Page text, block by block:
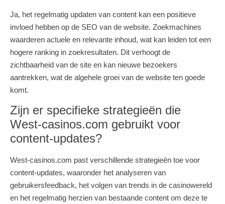
Ja, het regelmatig updaten van content kan een positieve
invloed hebben op de SEO van de website. Zoekmachines
waarderen actuele en relevante inhoud, wat kan leiden tot een
hogere ranking in zoekresultaten. Dit verhoogt de
zichtbaarheid van de site en kan nieuwe bezoekers
aantrekken, wat de algehele groei van de website ten goede
komt.
Zijn er specifieke strategieën die
West-casinos.com gebruikt voor
content-updates?
West-casinos.com past verschillende strategieën toe voor
content-updates, waaronder het analyseren van
gebruikersfeedback, het volgen van trends in de casinowereld
en het regelmatig herzien van bestaande content om deze te